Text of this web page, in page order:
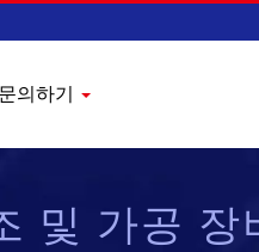
문의하기
및 가공 장